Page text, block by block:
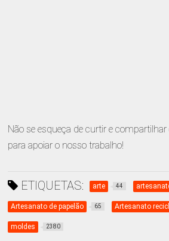
Não se esqueça de curtir e
para apoiar o nosso trabalho!
ETIQUETAS: arte 44
Artesanato de papelão 65 Artesanato
moldes 2380